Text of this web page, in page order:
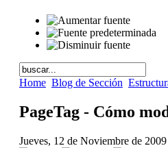
Home Blog de Sección
PageTag - Cómo
Jueves, 12 de Noviembre de